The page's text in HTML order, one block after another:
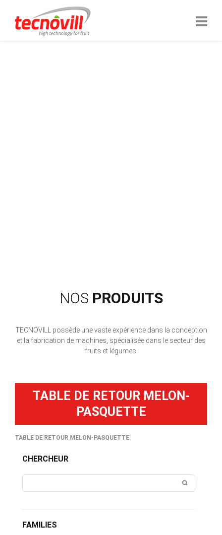
NOS PRODUITS
TECNOVILL possède une vaste expérience dans la conception
et la fabrication de machines, spécialisée dans le secteur des
fruits et légumes.
TABLE DE RETOUR MELON-
PASQUETTE
TABLE DE RETOUR MELON-PASQUETTE
CHERCHEUR
FAMILIES